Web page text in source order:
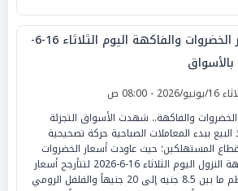
أسعار الخضروات والفاكهة اليوم الثلاثاء 16-6-
2026 - 08:00 ص
والفاكهة.. شهدت الأسواق التجزئة
البيع ببدء المعاملات الصباحية حركة تصحيحية
المستهلكين؛ حيث عاودت أسعار الخضروات
والفاكهة النزول اليوم الثلاثاء 16-6-2026 لتتأرجح أسعار
الطماطم ما بين 8.5 جنيه إلى 20 جنيهاً والفلفل الرومي